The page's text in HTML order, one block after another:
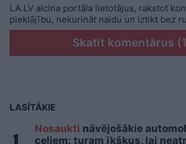
LA.LV aicina portāla lietotājus, rakstot
pieklājību, nekurināt naidu un iztikt bez
Skatīt komentārus
LASĪTĀKIE
Nosaukti nāvējošākie
ceļiem: turam īkšķus, lai